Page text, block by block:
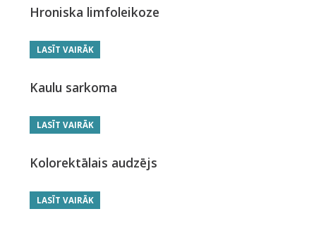
Hroniska limfoleikoze
LASĪT VAIRĀK
Kaulu sarkoma
LASĪT VAIRĀK
Kolorektālais audzējs
LASĪT VAIRĀK